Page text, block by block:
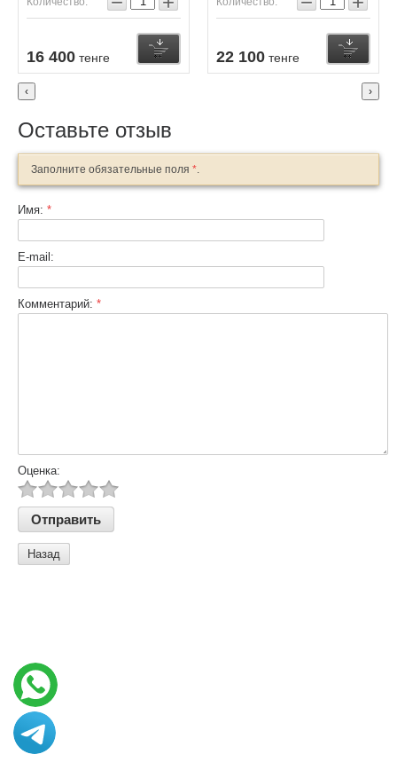
16 400 тенге 22 100 тенге
Купить Купить
‹ ›
Оставьте отзыв
Заполните обязательные поля *
Имя: *
E-mail:
Комментарий: *
Оценка:
Назад